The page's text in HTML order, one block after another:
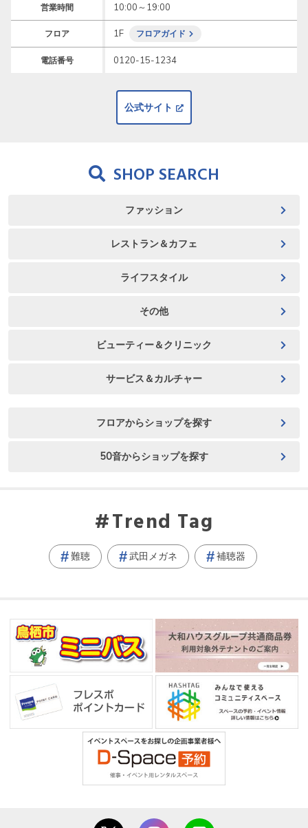
営業時間 10:00～19:00
フロア 1F フロアガイド
電話番号 0120-15-1234
公式サイト
SHOP SEARCH
ファッション
レストラン＆カフェ
ライフスタイル
その他
ビューティー＆クリニック
サービス＆カルチャー
フロアからショップを探す
50音からショップを探す
Trend Tag
難聴 武田メガネ 補聴器